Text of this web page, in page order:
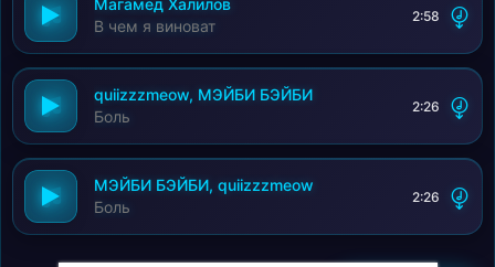
Магамед Халилов
В чем я виноват
2:58
quiizzzmeow, МЭЙБИ БЭЙБИ
Боль
2:26
МЭЙБИ БЭЙБИ, quiizzzmeow
Боль
2:26